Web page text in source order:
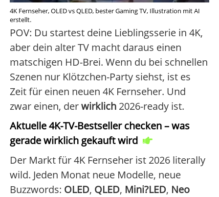
4K Fernseher, OLED vs QLED, bester Gaming TV, Illustration mit AI
erstellt.
POV: Du startest deine Lieblingsserie in 4K,
aber dein alter TV macht daraus einen
matschigen HD-Brei. Wenn du bei schnellen
Szenen nur Klötzchen-Party siehst, ist es
Zeit für einen neuen 4K Fernseher. Und
zwar einen, derwirklich 2026-ready ist.
Aktuelle 4K-TV-Bestseller checken – was
gerade wirklich gekauft wird
Der Markt für 4K Fernseher ist 2026 literally
wild. Jeden Monat neue Modelle, neue
Buzzwords: OLED, QLED, Mini?LED, Neo